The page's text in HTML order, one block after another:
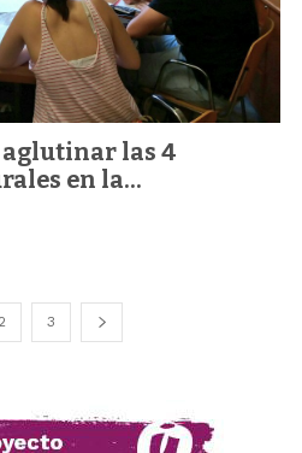
aglutinar las 4
en la...
2 3